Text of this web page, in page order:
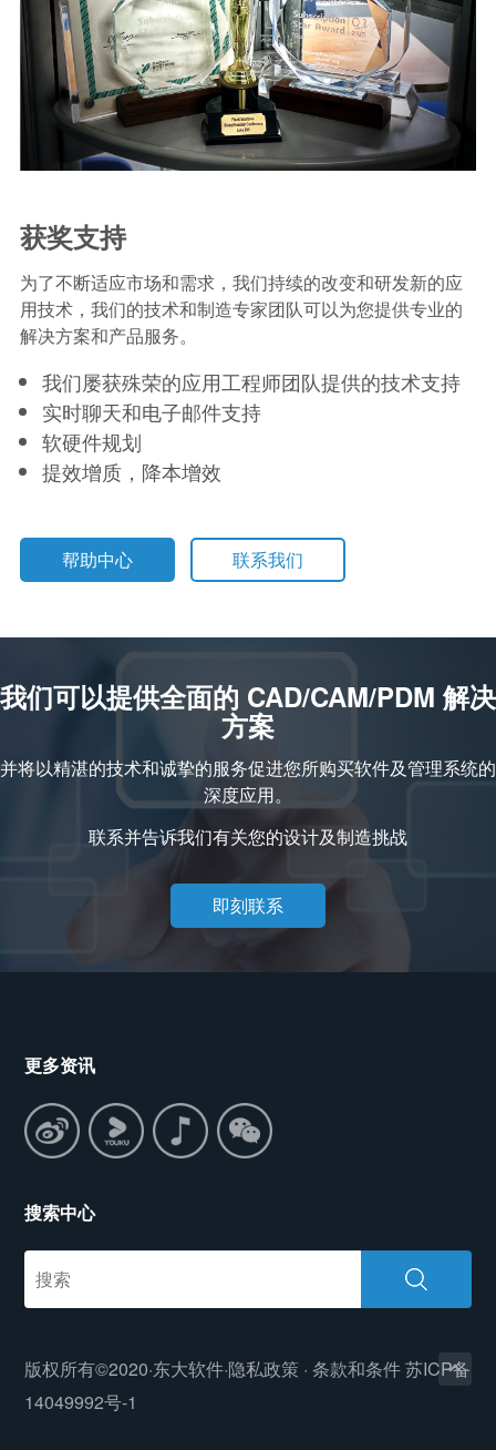
获奖支持
为了不断适应市场和需求，我们持续的改变和研发新的应
用技术，我们的技术和制造专家团队可以为您提供专业的
解决方案和产品服务。
我们屡获殊荣的应用工程师团队提供的技术支持
实时聊天和电子邮件支持
软硬件规划
提效增质，降本增效
帮助中心 联系我们
我们可以提供全面的 CAD/CAM/PDM 解决
方案
并将以精湛的技术和诚挚的服务促进您所购买软件及管理系统的
深度应用。
联系并告诉我们有关您的设计及制造挑战
即刻联系
更多资讯
搜索中心
版权所有©2020·东大软件·隐私政策 ·条款和条件苏ICP备
14049992号-1